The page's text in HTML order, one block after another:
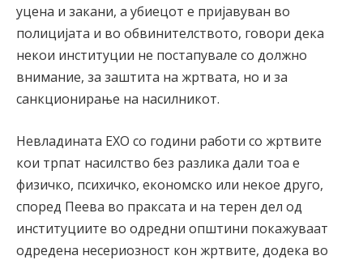
уцена и закани, а убиецот е пријавуван во
полицијата и во обвинителството, говори дека
некои институции не постапувале со должно
внимание, за заштита на жртвата, но и за
санкционирање на насилникот.
Невладината ЕХО со години работи со жртвите
кои трпат насилство без разлика дали тоа е
физичко, психичко, економско или некое друго,
според Пеева во праксата и на терен дел од
институциите во одредни општини покажуваат
одредена несериозност кон жртвите, додека во